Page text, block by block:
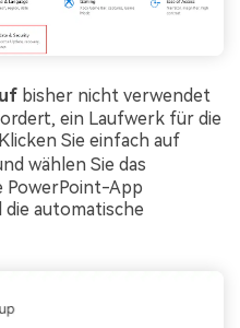
bisher nicht verwendet
ein Laufwerk für die
Sie einfach auf
wählen Sie das
PowerPoint-App
die automatische